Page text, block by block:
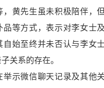
，黄先生虽未积极陪伴，
品等方式，表示对李女士
自始至终并未否认与李女
关系的存在。
微信聊天记录及其他